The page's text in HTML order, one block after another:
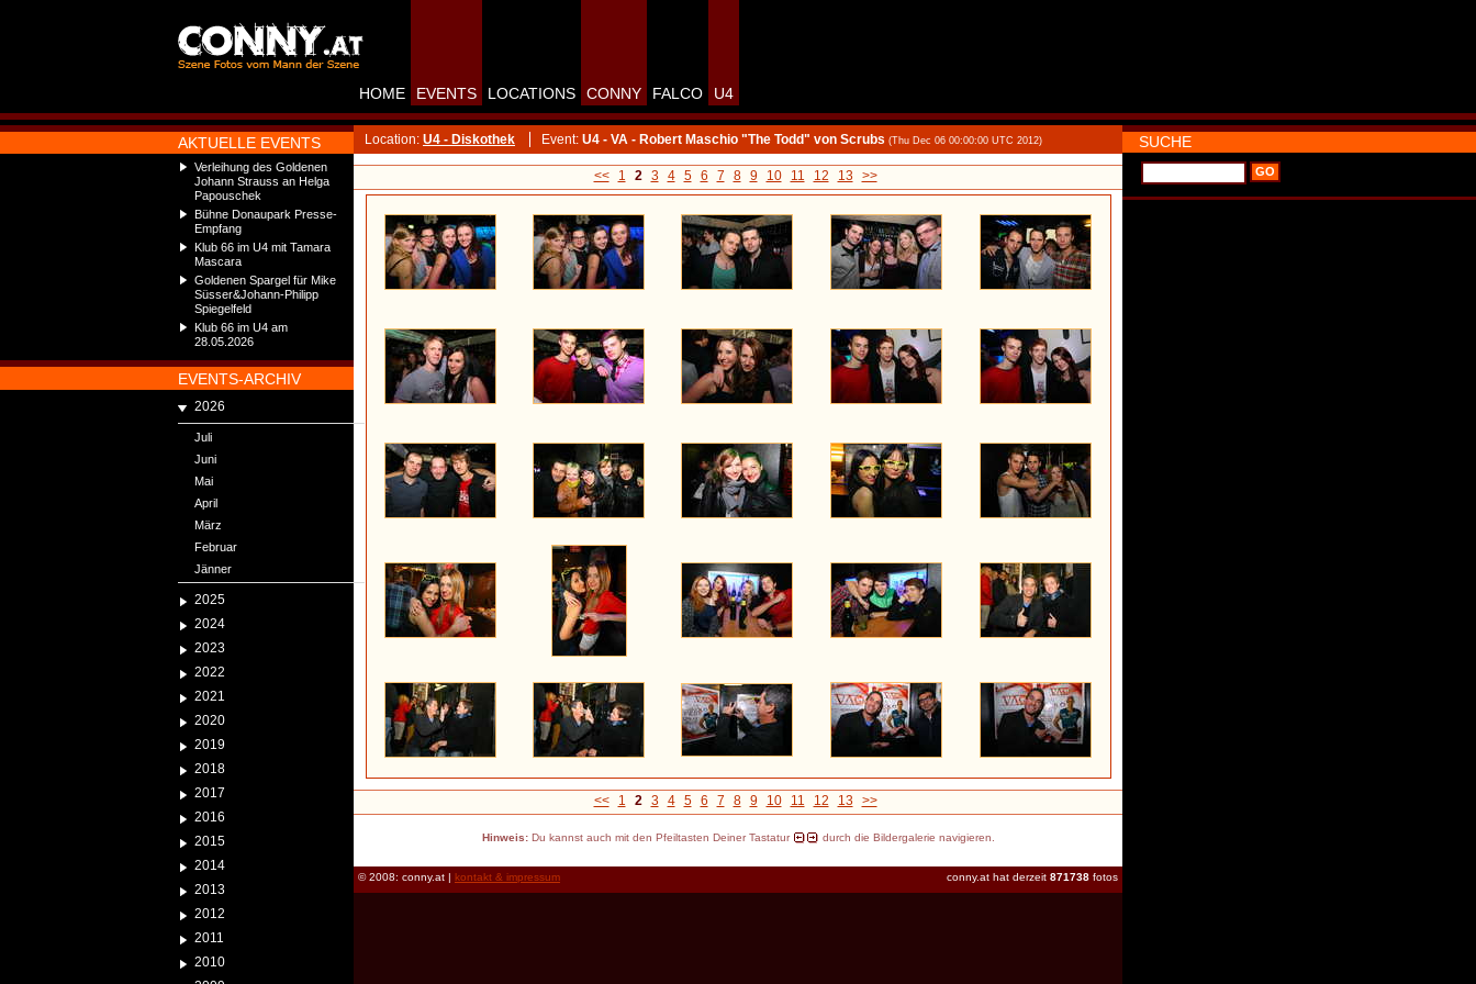
AKTUELLE EVENTS
Verleihung des Goldenen
Johann Strauss an Helga
Papouschek
Bühne Donaupark Presse-
Empfang
Klub 66 im U4 mit Tamara
Mascara
Goldenen Spargel für Mike
Süsser&Johann-Philipp
Spiegelfeld
Klub 66 im U4 am
28.05.2026
EVENTS-ARCHIV
2026
Juli
Juni
Mai
April
März
Februar
Jänner
2025
2024
2023
2022
2021
2020
2019
2018
2017
2016
2015
2014
2013
2012
2011
2010
HOME EVENTS LOCATIONS CONNY FALCO U4
Location: U4 - Diskothek Event: U4 - VA - Robert Maschio "The Todd" von Scrubs (Thu Dec 06 00:00:00 UTC 2012)
<< 1 2 3 4 5 6 7 8 9 10 11 12 13 >>
<< 1 2 3 4 5 6 7 8 9 10 11 12 13 >>
Hinweis:Du kannst auch mit den Pfeiltasten Deiner Tastatur durch die Bildergalerie navigieren.
conny.at hat derzeit 871738 fotos
© 2008: conny.at | kontakt & impressum
SUCHE